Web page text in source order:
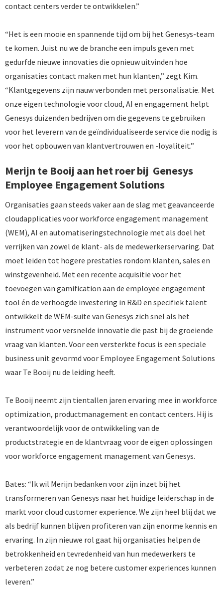
contact centers verder te ontwikkelen.”
“Het is een mooie en spannende tijd om bij het Genesys-team
te komen. Juist nu we de branche een impuls geven met
gedurfde nieuwe innovaties die opnieuw uitvinden hoe
organisaties contact maken met hun klanten,” zegt Kim.
“Klantgegevens zijn nauw verbonden met personalisatie. Met
onze eigen technologie voor cloud, AI en engagement helpt
Genesys duizenden bedrijven om die gegevens te gebruiken
voor het leverern van de geïndividualiseerde service die nodig is
voor het opbouwen van klantvertrouwen en -loyaliteit.”
Merijn te Booij aan het roer bij Genesys
Employee Engagement Solutions
Organisaties gaan steeds vaker aan de slag met geavanceerde
cloudapplicaties voor workforce engagement management
(WEM), AI en automatiseringstechnologie met als doel het
verrijken van zowel de klant- als de medewerkerservaring. Dat
moet leiden tot hogere prestaties rondom klanten, sales en
winstgevenheid. Met een recente acquisitie voor het
toevoegen van gamification aan de employee engagement
tool én de verhoogde investering in R&D en specifiek talent
ontwikkelt de WEM-suite van Genesys zich snel als het
instrument voor versnelde innovatie die past bij de groeiende
vraag van klanten. Voor een versterkte focus is een speciale
business unit gevormd voor Employee Engagement Solutions
waar Te Booij nu de leiding heeft.
Te Booij neemt zijn tientallen jaren ervaring mee in workforce
optimization, productmanagement en contact centers. Hij is
verantwoordelijk voor de ontwikkeling van de
productstrategie en de klantvraag voor de eigen oplossingen
voor workforce engagement management van Genesys.
Bates: “Ik wil Merijn bedanken voor zijn inzet bij het
transformeren van Genesys naar het huidige leiderschap in de
markt voor cloud customer experience. We zijn heel blij dat we
als bedrijf kunnen blijven profiteren van zijn enorme kennis en
ervaring. In zijn nieuwe rol gaat hij organisaties helpen de
betrokkenheid en tevredenheid van hun medewerkers te
verbeteren zodat ze nog betere customer experiences kunnen
leveren.”